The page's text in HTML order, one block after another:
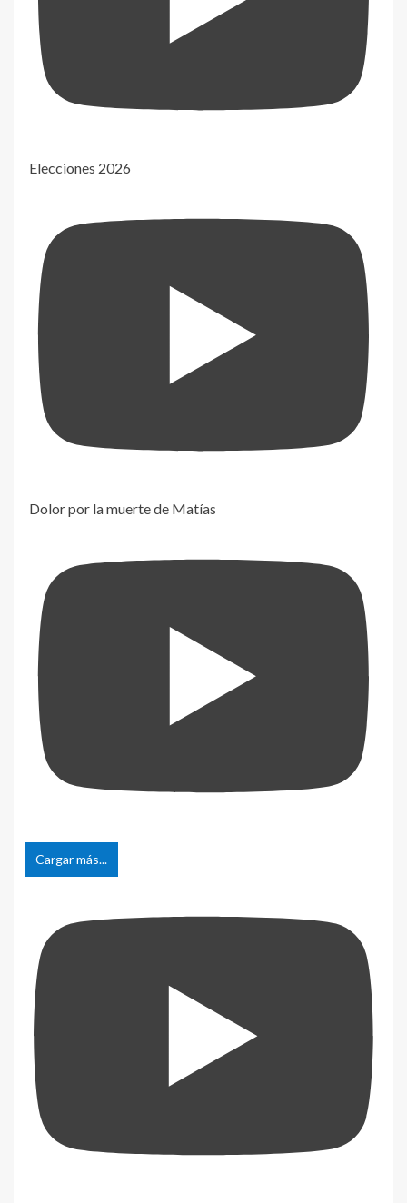
Elecciones 2026
Dolor por la muerte de Matías
Cargar más...